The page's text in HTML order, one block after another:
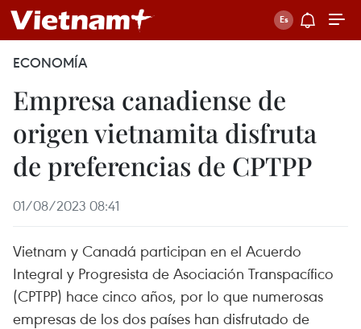
ECONOMÍA
Empresa canadiense de
origen vietnamita disfruta
de preferencias de CPTPP
01/08/2023 08:41
Vietnam y Canadá participan en el Acuerdo
Integral y Progresista de Asociación Transpacífico
(CPTPP) hace cinco años, por lo que numerosas
empresas de los dos países han disfrutado de